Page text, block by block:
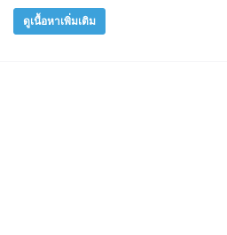
ดูเนื้อหาเพิ่มเติม